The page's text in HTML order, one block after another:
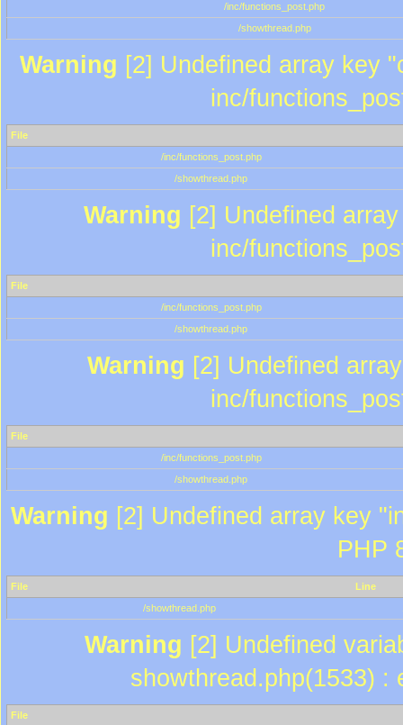
/inc/functions_post.php
/showthread.php
Warning [2] Undefined array key
inc/
File
/inc/functions_post.php
/showthread.php
Warning [2] Undefined
inc/
File
/inc/functions_post.php
/showthread.php
Warning [2] Undefined
inc/
File
/inc/functions_post.php
/showthread.php
Warning [2] Undefined array key
PHP
File
Line
/showthread.php
Warning [2] Undefined
showthread.php(1533) :
File